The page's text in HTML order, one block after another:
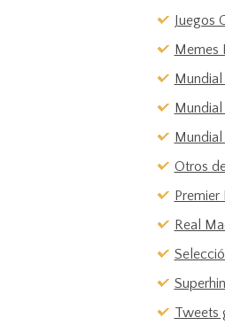
Juegos
Memes
Mundial
Mundial
Otros
Premier
Real
Tweets